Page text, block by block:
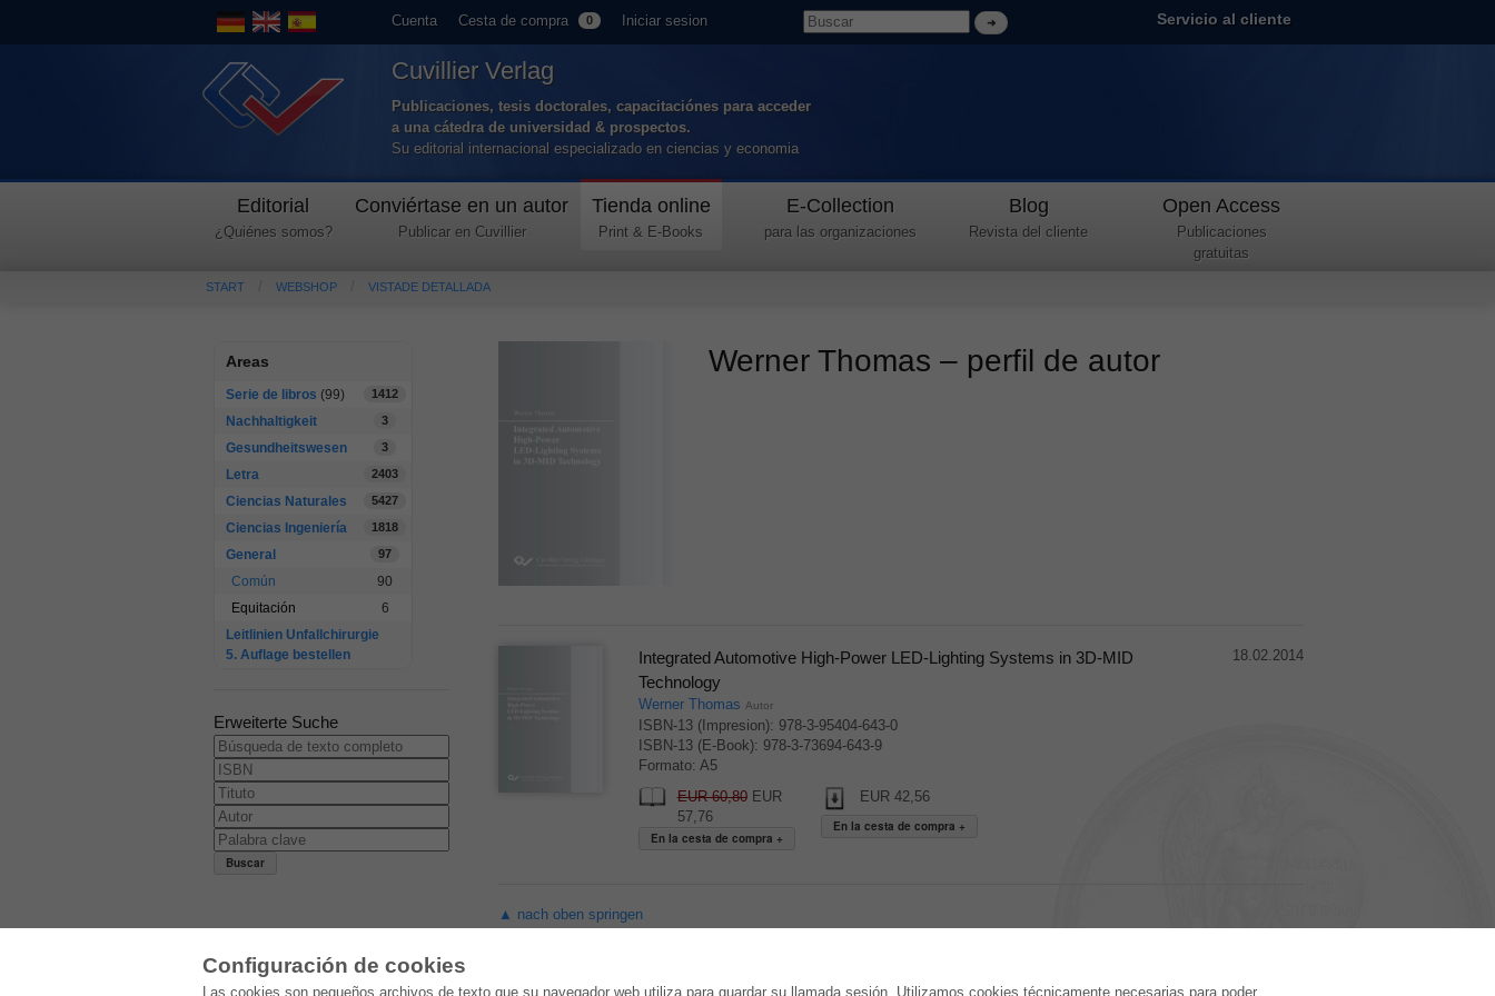
Configuración de cookies
Las cookies son pequeños archivos de texto que su navegador web utiliza para guardar su llamada sesión. Utilizamos cookies técnicamente necesarias para poder
Cuenta Cesta de compra 0 Iniciar sesion Servicio al cliente
Cuvillier Verlag
Publicaciones, tesis doctorales, capacitaciónes para acceder
a una cátedra de universidad & prospectos.
Su editorial internacional especializado en ciencias y economia
Editorial
¿Quiénes somos?
Conviértase en un autor
Publicar en Cuvillier
Tienda online
Print & E-Books
E-Collection
para las organizaciones
Blog
Revista del cliente
Open Access
Publicaciones
gratuitas
START WEBSHOP VISTADE DETALLADA
Areas
Serie de libros (99) 1412
Nachhaltigkeit 3
Gesundheitswesen 3
Letra 2403
Ciencias Naturales 5427
Ciencias Ingeniería 1818
General 97
Común
90
Equitación
6
Leitlinien Unfallchirurgie
5. Auflage bestellen
Erweiterte Suche
Werner Thomas – perfil de autor
Integrated Automotive High-Power LED-Lighting Systems in 3D-MID
Technology
Werner Thomas Autor
ISBN-13 (Impresion): 978-3-95404-643-0
ISBN-13 (E-Book): 978-3-73694-643-9
Formato: A5
EUR 60,80EUR
57,76
EUR 42,56
18.02.2014
▲ nach oben springen
E-COLLECTION